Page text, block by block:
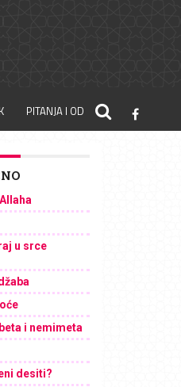
PITANJA I ODGOVORI
u srce
i nemimeta
desiti?